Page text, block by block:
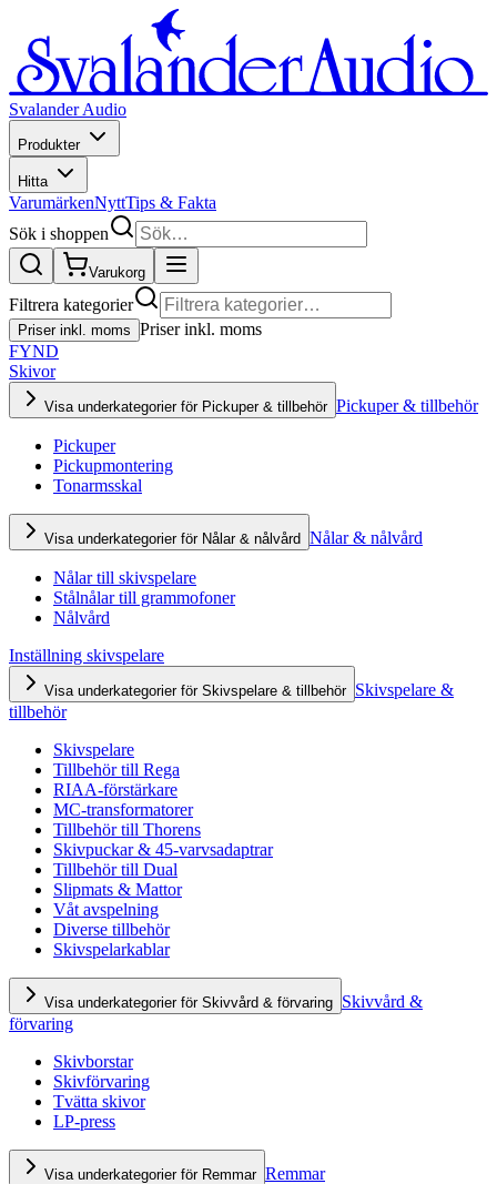
Svalander Audio
Produkter
Hitta
VarumärkenNyttTips & Fakta
Sök i shoppen
Varukorg
Filtrera kategorier
Priser inkl. moms Priser inkl. moms
FYND
Skivor
Visa underkategorier för Pickuper & tillbehör Pickuper & tillbehör
Pickuper
Pickupmontering
Tonarmsskal
Visa underkategorier för Nålar & nålvård Nålar & nålvård
Nålar till skivspelare
Stålnålar till grammofoner
Nålvård
Inställning skivspelare
Visa underkategorier för Skivspelare & tillbehör Skivspelare &
tillbehör
Skivspelare
Tillbehör till Rega
RIAA-förstärkare
MC-transformatorer
Tillbehör till Thorens
Skivpuckar & 45-varvsadaptrar
Tillbehör till Dual
Slipmats & Mattor
Våt avspelning
Diverse tillbehör
Skivspelarkablar
Visa underkategorier för Skivvård & förvaring Skivvård &
förvaring
Skivborstar
Skivförvaring
Tvätta skivor
LP-press
Visa underkategorier för Remmar Remmar